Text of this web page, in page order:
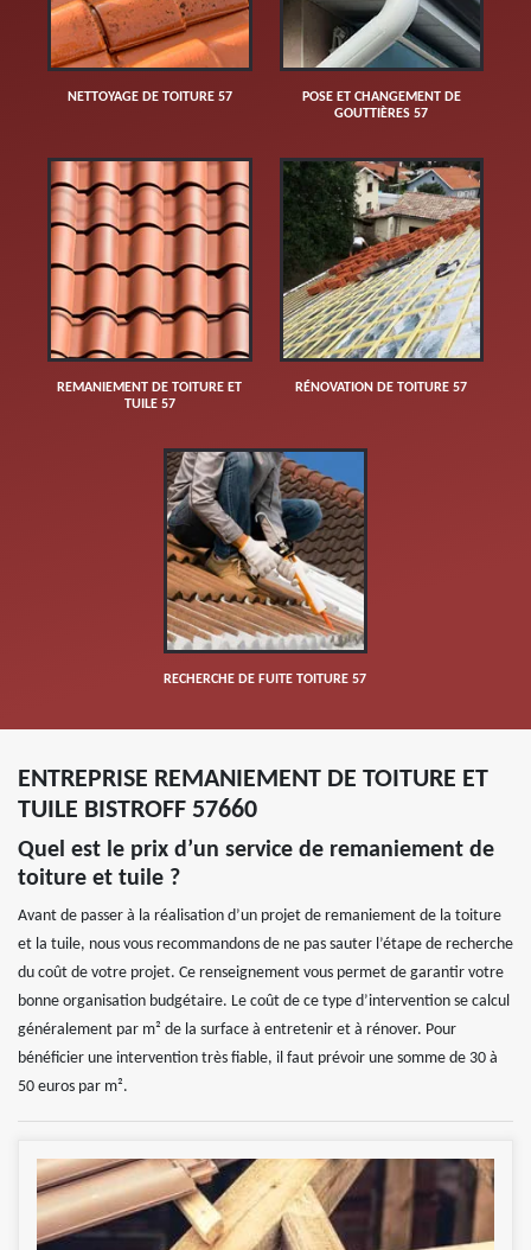
NETTOYAGE DE TOITURE 57
POSE ET CHANGEMENT DE
GOUTTIÈRES 57
REMANIEMENT DE TOITURE ET
TUILE 57
RÉNOVATION DE TOITURE 57
RECHERCHE DE FUITE TOITURE 57
ENTREPRISE REMANIEMENT DE TOITURE ET
TUILE BISTROFF 57660
Quel est le prix d’un service de remaniement de
toiture et tuile ?
Avant de passer à la réalisation d’un projet de remaniement de la toiture
et la tuile, nous vous recommandons de ne pas sauter l’étape de recherche
du coût de votre projet. Ce renseignement vous permet de garantir votre
bonne organisation budgétaire. Le coût de ce type d’intervention se calcul
généralement par m² de la surface à entretenir et à rénover. Pour
bénéficier une intervention très fiable, il faut prévoir une somme de 30 à
50 euros par m².